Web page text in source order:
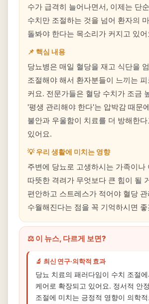
수가 급격히 늘어나면서, 이제는 단
수치만 조절하는 것을 넘어 환자의
돌봐야 한다는 목소리가 커지고 있어
📌 핵심 내용
당뇨병은 매일 혈당을 재고 식단을
조절해야 해서 환자분들이 느끼는
커요. 전문가들은 혈당 수치가 조금
'평생 관리해야 한다'는 압박감 때문
불안과 우울함이 치료를 더 방해한
있어요.
💡 우리 생활에 미치는 영향
주변에 당뇨로 고생하시는 가족이나
따뜻한 격려가 무엇보다 큰 힘이 될
편안하고 스트레스가 적어야 혈당
수월해진다는 점을 꼭 기억하시면
⚖️ 이 뉴스, 다르게 보면?
🔬 최신 연구·의학적 효과
당뇨 치료의 패러다임이 수치 조절
케어로 확장되고 있어요. 정서적 안
조절에 미치는 긍정적 영향이 의학적